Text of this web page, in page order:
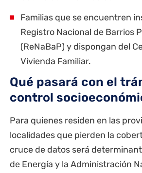
Familias que se encuentren
Registro Nacional de Barrios
(ReNaBaP) y dispongan del
Vivienda Familiar.
Qué pasará con el
control
Para quienes residen en las
localidades que pierden la
cruce de datos será
de Energía y la Administración